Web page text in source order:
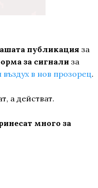
публикация за
за сигнали за
в нов прозорец.
а действат.
много за